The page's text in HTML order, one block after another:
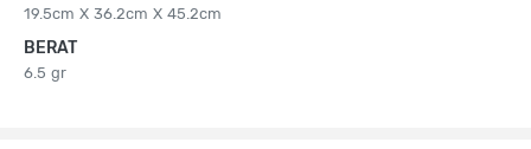
19.5cm X 36.2cm X 45.2cm
BERAT
6.5 gr